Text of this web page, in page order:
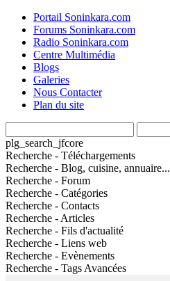
Portail Soninkara.com
Forums Soninkara.com
Radio Soninkara.com
Centre Multimédia
Blogs
Galeries
Nous Contacter
Plan du site
plg_search_jfcore
Recherche - Téléchargements
Recherche - Blog, cuisine, annuaire...
Recherche - Forum
Recherche - Catégories
Recherche - Contacts
Recherche - Articles
Recherche - Fils d'actualité
Recherche - Liens web
Recherche - Evènements
Recherche - Tags Avancées